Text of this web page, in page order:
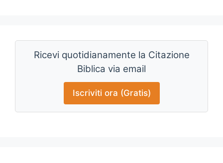
Ricevi quotidianamente la Citazione
Biblica via email
Iscriviti ora (Gratis)